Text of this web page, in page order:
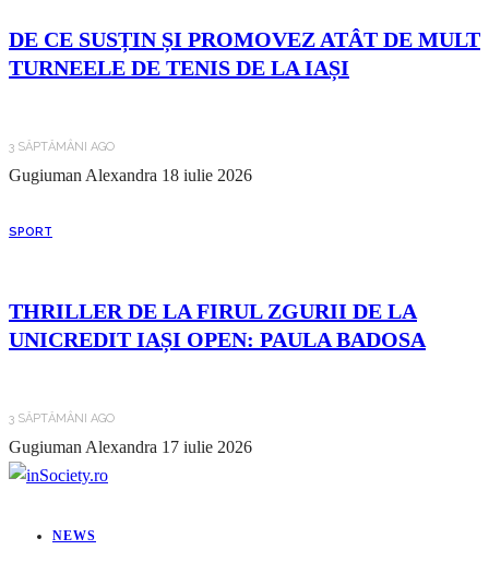
DE CE SUSȚIN ȘI PROMOVEZ ATÂT DE MULT
TURNEELE DE TENIS DE LA IAȘI
3 SĂPTĂMÂNI AGO
Gugiuman Alexandra 18 iulie 2026
SPORT
THRILLER DE LA FIRUL ZGURII DE LA
UNICREDIT IAȘI OPEN: PAULA BADOSA
3 SĂPTĂMÂNI AGO
Gugiuman Alexandra 17 iulie 2026
NEWS